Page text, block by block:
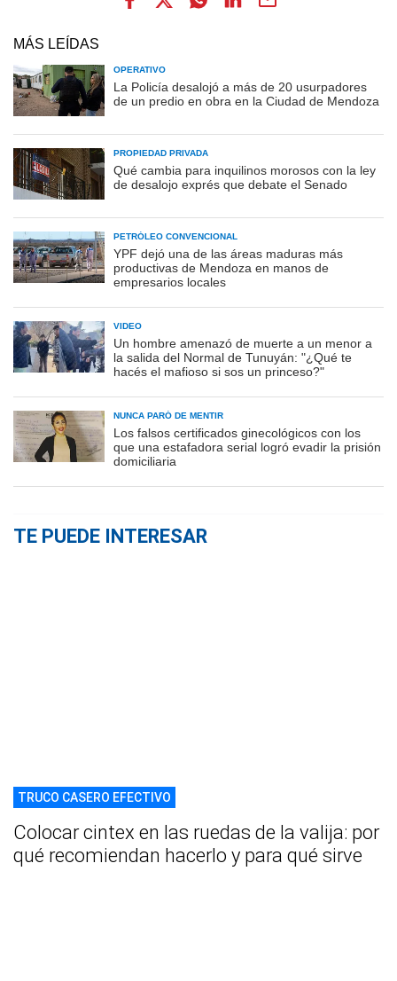
MÁS LEÍDAS
OPERATIVO
La Policía desalojó a más de 20 usurpadores
de un predio en obra en la Ciudad de Mendoza
PROPIEDAD PRIVADA
Qué cambia para inquilinos morosos con la ley
de desalojo exprés que debate el Senado
PETRÓLEO CONVENCIONAL
YPF dejó una de las áreas maduras más
productivas de Mendoza en manos de
empresarios locales
VIDEO
Un hombre amenazó de muerte a un menor a
la salida del Normal de Tunuyán: "¿Qué te
hacés el mafioso si sos un princeso?"
NUNCA PARÓ DE MENTIR
Los falsos certificados ginecológicos con los
que una estafadora serial logró evadir la prisión
domiciliaria
TE PUEDE INTERESAR
TRUCO CASERO EFECTIVO
Colocar cintex en las ruedas de la valija: por
qué recomiendan hacerlo y para qué sirve